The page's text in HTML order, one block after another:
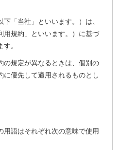
「当社」といいます。）は、
用規約」といいます。）に基づ
。
の規定が異なるときは、個別の
に優先して適用されるものとし
用語はそれぞれ次の意味で使用